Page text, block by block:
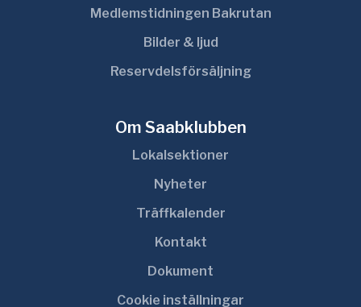
Medlemstidningen Bakrutan
Bilder & ljud
Reservdelsförsäljning
Om Saabklubben
Lokalsektioner
Nyheter
Träffkalender
Kontakt
Dokument
Cookie inställningar